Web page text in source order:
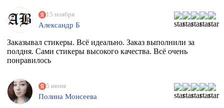
15 ноября
Александр Б
Заказывал стикеры. Всё идеально. Заказ выполнили за
полдня. Сами стикеры высокого качества. Всё очень
понравилось
5 июня
Полина Моисеева